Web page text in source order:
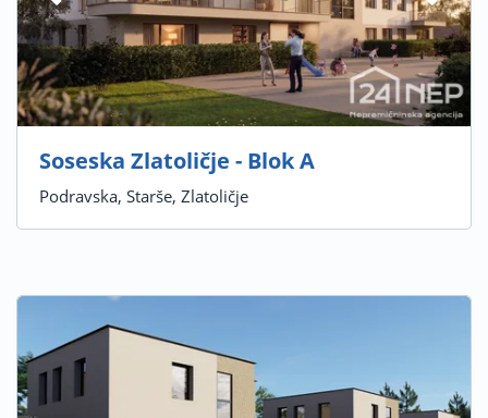
Soseska Zlatoličje - Blok A
Podravska, Starše, Zlatoličje